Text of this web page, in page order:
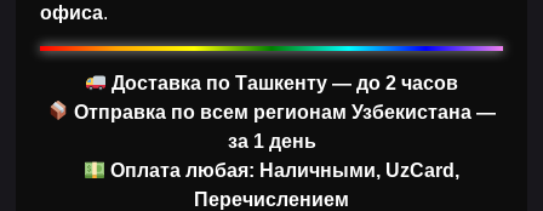
офиса.
Доставка по Ташкенту — до 2 часов
Отправка по всем регионам Узбекистана —
за 1 день
Оплата любая: Наличными, UzCard,
Перечислением